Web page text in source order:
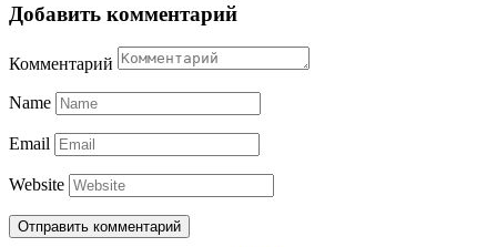
Добавить комментарий
Комментарий
Name
Email
Website